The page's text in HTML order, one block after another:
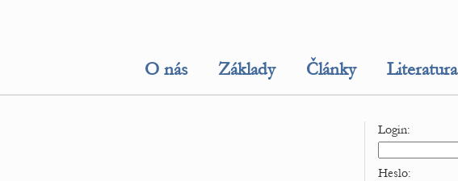
O nás Základy Články Literatura
Login:
Heslo: